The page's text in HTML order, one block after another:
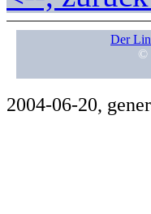
Der
©
2004-06-20,